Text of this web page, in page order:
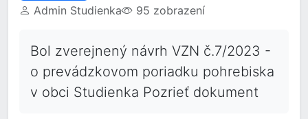
Admin Studienka
95 zobrazení
Bol zverejnený návrh VZN č.7/2023 -
o prevádzkovom poriadku pohrebiska
v obci Studienka Pozrieť dokument